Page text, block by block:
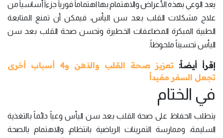
يعد الوعي بهذه الأعراض والاهتمام بها اهتماماً فورياً جزءاً أساسياً من
علاج مشكلات القلب بعد سن اليأس، فيمكن أن تمنع المتابعة
الطبية المبكرة المضاعفات الخطيرة وتحسن صحة القلب بعد سن
اليأس تحسيناً ملحوظاً.
إقرأ أيضاً:
تعزيز صحة القلب والذهن و4 أسباب أخرى
تجعل السفر مفيداً
في الختام
يتطلب الحفاظ على صحة القلب بعد سن اليأس وعياً دائماً بالتغذية
السليمة، وممارسة التمرينات الرياضية بانتظام، والاهتمام بالصحة